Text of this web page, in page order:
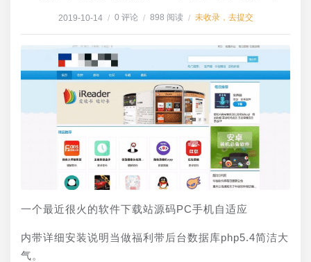
2019-10-14 / 0 评论 / 898 阅读 / 未收录，去提交
一个最近很火的软件下载站源码PC手机自适应
内带详细安装说明当做福利带后台数据库php5.4简洁大
气。